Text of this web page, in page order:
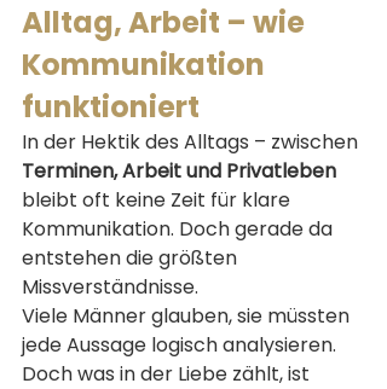
Alltag, Arbeit – wie
Kommunikation
funktioniert
In der Hektik des Alltags – zwischen
Terminen, Arbeit und Privatleben
bleibt oft keine Zeit für klare
Kommunikation. Doch gerade da
entstehen die größten
Missverständnisse.
Viele Männer glauben, sie müssten
jede Aussage logisch analysieren.
Doch was in der Liebe zählt, ist